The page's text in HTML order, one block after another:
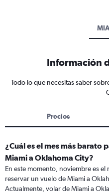
Información
Todo lo que necesitas saber
Precios
¿Cuál es el mes más barato
Miami a Oklahoma City?
En este momento, noviembre es el
reservar un vuelo de Miami a
Actualmente, volar de Miami a